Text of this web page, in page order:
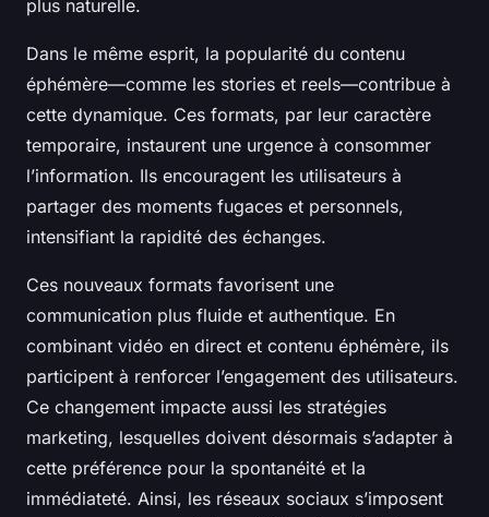
plus naturelle.
Dans le même esprit, la popularité du contenu
éphémère—comme les stories et reels—contribue à
cette dynamique. Ces formats, par leur caractère
temporaire, instaurent une urgence à consommer
l’information. Ils encouragent les utilisateurs à
partager des moments fugaces et personnels,
intensifiant la rapidité des échanges.
Ces nouveaux formats favorisent une
communication plus fluide et authentique. En
combinant vidéo en direct et contenu éphémère, ils
participent à renforcer l’engagement des utilisateurs.
Ce changement impacte aussi les stratégies
marketing, lesquelles doivent désormais s’adapter à
cette préférence pour la spontanéité et la
immédiateté. Ainsi, les réseaux sociaux s’imposent